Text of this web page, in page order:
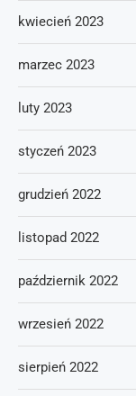
kwiecień 2023
marzec 2023
luty 2023
styczeń 2023
grudzień 2022
listopad 2022
październik 2022
wrzesień 2022
sierpień 2022